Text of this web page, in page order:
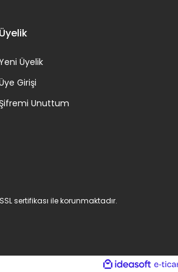
Üyelik
Üyelik
Girişi
Şifremi Unuttum
sertifikası ile korunmaktadır.
ideasoft